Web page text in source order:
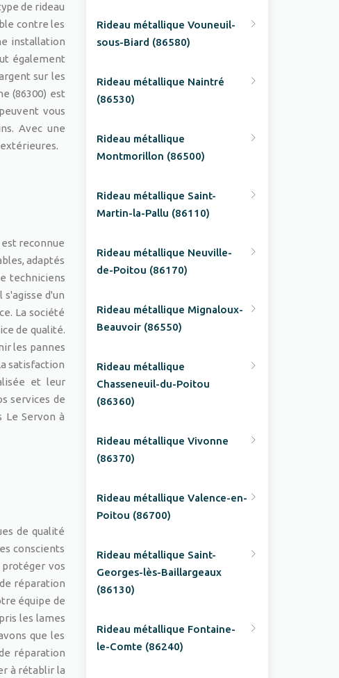
de rideau
contre les
installation
également
sur les
(86300) est
vous
Avec une
est reconnue
adaptés
techniciens
d'un
La société
de qualité.
les pannes
satisfaction
et leur
services de
Le Servon à
de qualité
conscients
vos
réparation
équipe de
les lames
que les
réparation
à rétablir la
Rideau métallique Vouneuil-
sous-Biard (86580)
Rideau métallique Naintré
(86530)
Rideau métallique
Montmorillon (86500)
Rideau métallique Saint-
Martin-la-Pallu (86110)
Rideau métallique Neuville-
de-Poitou (86170)
Rideau métallique Mignaloux-
Beauvoir (86550)
Rideau métallique
Chasseneuil-du-Poitou
(86360)
Rideau métallique Vivonne
(86370)
Rideau métallique Valence-en-
Poitou (86700)
Rideau métallique Saint-
Georges-lès-Baillargeaux
(86130)
Rideau métallique Fontaine-
le-Comte (86240)